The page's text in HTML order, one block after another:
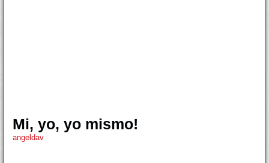
Mi, yo, yo mismo!
angeldav